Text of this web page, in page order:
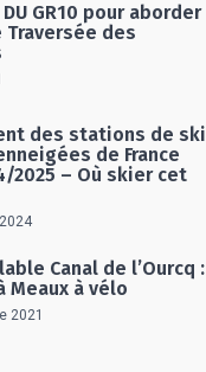
GR10 pour aborder
Traversée des
des stations de ski
de France
2025 – Où skier cet
Canal de l’Ourcq :
Meaux à vélo
2021